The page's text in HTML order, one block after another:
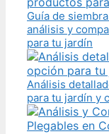
Guía de
análisis y
para tu jardín
Análisis
para tu jardín y